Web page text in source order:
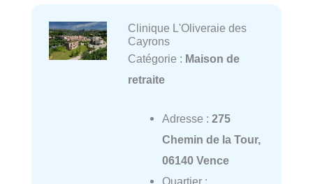
Clinique L'Oliveraie des
Cayrons
Catégorie : Maison de
retraite
Adresse : 275
Chemin de la Tour,
06140 Vence
Quartier :